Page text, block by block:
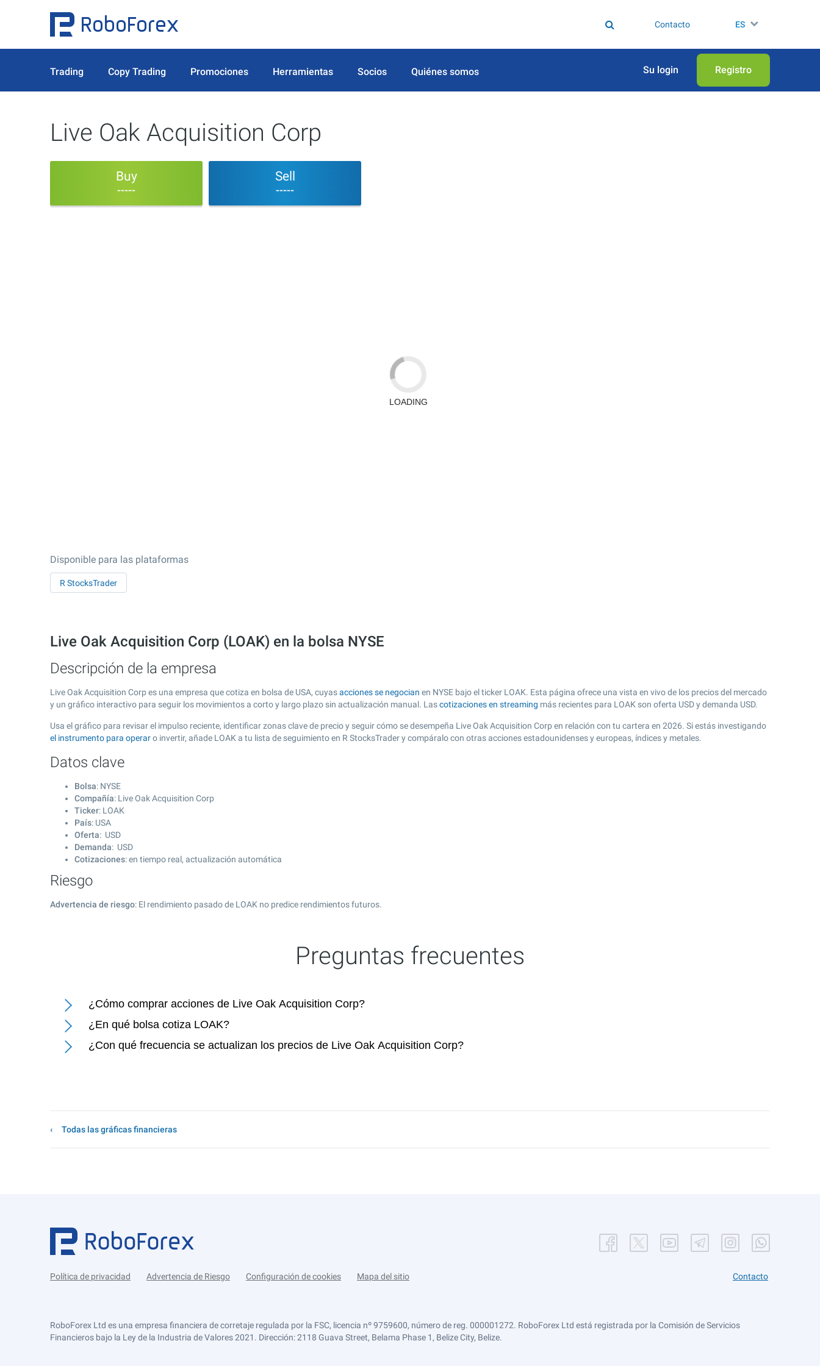
Contacto ES
Trading Copy Trading Promociones Herramientas Socios Quiénes somos Su login Registro
Live Oak Acquisition Corp
Buy
-----
Sell
-----
Disponible para las plataformas
R StocksTrader
Live Oak Acquisition Corp (LOAK) en la bolsa NYSE
Descripción de la empresa
Live Oak Acquisition Corp es una empresa que cotiza en bolsa de USA, cuyasacciones se negocian en NYSE bajo el ticker LOAK. Esta página ofrece una vista en vivo de los precios del mercado
y un gráfico interactivo para seguir los movimientos a corto y largo plazo sin actualización manual. Lascotizaciones en streaming más recientes para LOAK son oferta USD y demanda USD.
Usa el gráfico para revisar el impulso reciente, identificar zonas clave de precio y seguir cómo se desempeña Live Oak Acquisition Corp en relación con tu cartera en 2026. Si estás investigando
el instrumento para operaro invertir, añade LOAK a tu lista de seguimiento en R StocksTrader y compáralo con otras acciones estadounidenses y europeas, índices y metales.
Datos clave
Bolsa: NYSE
Compañía: Live Oak Acquisition Corp
Ticker: LOAK
País: USA
Oferta: USD
Demanda: USD
Cotizaciones: en tiempo real, actualización automática
Riesgo
Advertencia de riesgo: El rendimiento pasado de LOAK no predice rendimientos futuros.
Preguntas frecuentes
¿Cómo comprar acciones de Live Oak Acquisition Corp?
¿En qué bolsa cotiza LOAK?
¿Con qué frecuencia se actualizan los precios de Live Oak Acquisition Corp?
Todas las gráficas financieras
Política de privacidad Advertencia de Riesgo Configuración de cookies Mapa del sitio Contacto
RoboForex Ltd es una empresa financiera de corretaje regulada por la FSC, licencia nº 9759600, número de reg. 000001272. RoboForex Ltd está registrada por la Comisión de Servicios
Financieros bajo la Ley de la Industria de Valores 2021. Dirección: 2118 Guava Street, Belama Phase 1, Belize City, Belize.